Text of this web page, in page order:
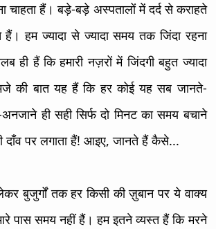
चाहता हैं। बड़े-बड़े अस्पतालों में दर्द से कराहते
हैं। हम ज्यादा से ज्यादा समय तक जिंदा रहना
ही हैं कि हमारी नज़रों में जिंदगी बहुत ज्यादा
की बात यह हैं कि हर कोई यह सब जानते-
ही सही सिर्फ दो मिनट का समय बचाने
दाँव पर लगाता हैं! आइए, जानते हैं कैसे...
बुजुर्गों तक हर किसी की ज़ुबान पर ये वाक्य
पास समय नहीं हैं। हम इतने व्यस्त हैं कि मरने